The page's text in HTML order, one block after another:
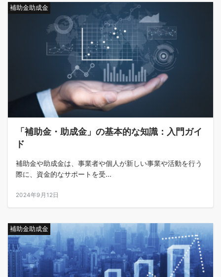
補助金助成金
「補助金・助成金」の基本的な知識：入門ガイ
ド
補助金や助成金は、事業者や個人が新しい事業や活動を行う
際に、資金的なサポートを受...
2024年9月12日
補助金助成金